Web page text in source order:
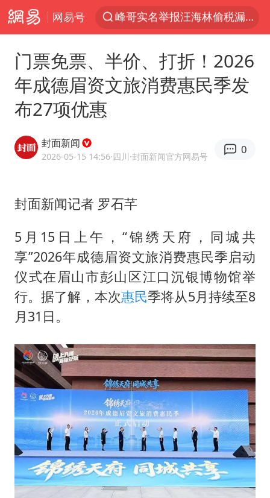
网易号
解锁各地夏日限定体验
酒店回应车内过夜被收150元
名创优品一次性内裤 颜面尽失
白海豚将正面袭击贯穿浙江
女主硬加吻戏短剧已下架
包文婧：二胎很难一碗水端平
浙江台州《告全体市民书》
郑丽文：台湾从来没有“独立”过
网传《披荆斩棘2026》名单
人民的健康、体质、幸福一脉相承
门票免票、半价、打折！2026
年成德眉资文旅消费惠民季发
布27项优惠
封面新闻
2026-05-15 14:56·四川·封面新闻官方网易号
0
封面新闻记者 罗石芊
5月15日上午，“锦绣天府，同城共
享”2026年成德眉资文旅消费惠民季启动
仪式在眉山市彭山区江口沉银博物馆举
行。据了解，本次惠民季将从5月持续至8
月31日。